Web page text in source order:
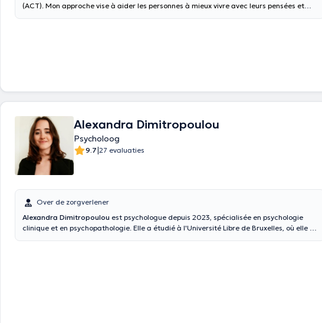
(ACT). Mon approche vise à aider les personnes à mieux vivre avec leurs pensées et
Alexandra Dimitropoulou
Psycholoog
9.7|27 evaluaties
Over de zorgverlener
Alexandra Dimitropoulou est psychologue depuis 2023, spécialisée en psychologie
clinique et en psychopathologie. Elle a étudié à l'Université Libre de Bruxelles, où elle a